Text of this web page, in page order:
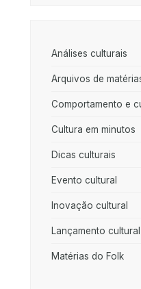
Análises culturais
Arquivos de
Comportamento e
Cultura em minutos
Dicas culturais
Evento cultural
Inovação cultural
Lançamento cultural
Matérias do Folk